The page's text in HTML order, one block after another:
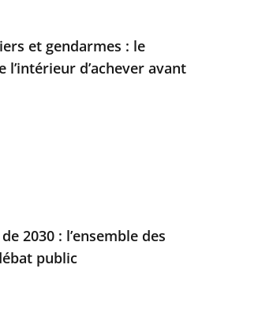
et gendarmes : le
l’intérieur d’achever avant
2030 : l’ensemble des
public